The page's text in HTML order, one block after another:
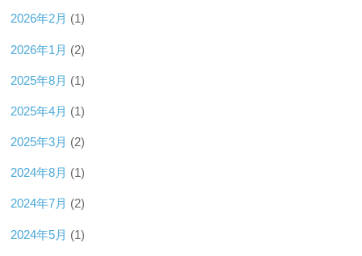
2026年2月 (1)
2026年1月 (2)
2025年8月 (1)
2025年4月 (1)
2025年3月 (2)
2024年8月 (1)
2024年7月 (2)
2024年5月 (1)